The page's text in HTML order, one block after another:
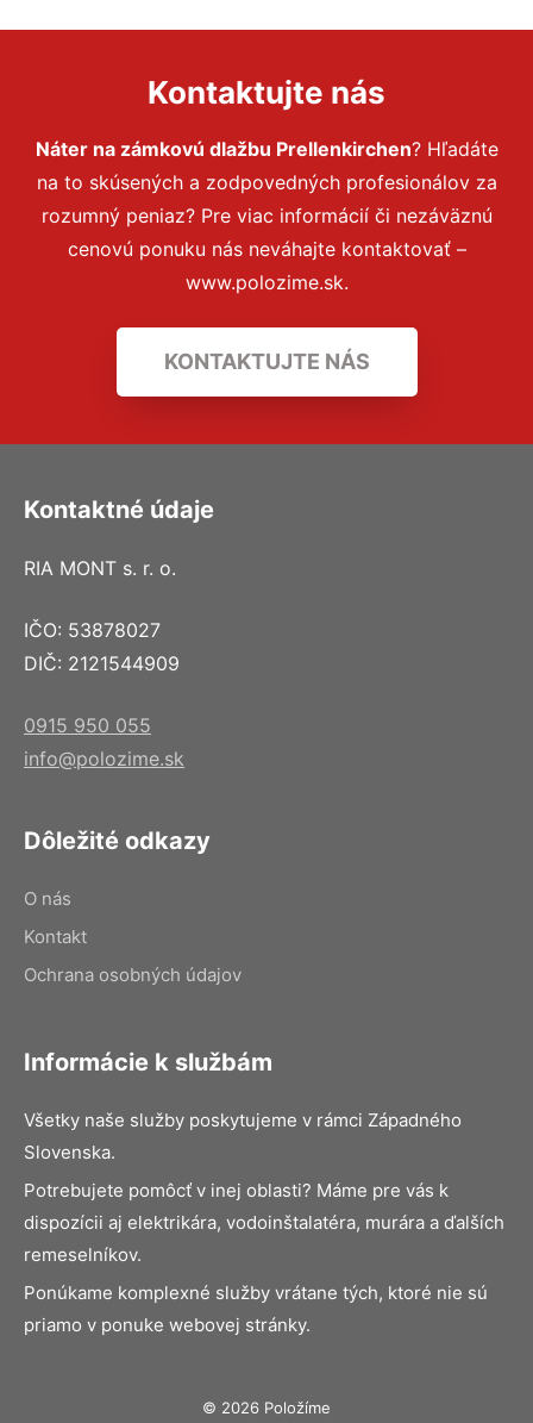
Kontaktujte nás
Náter na zámkovú dlažbu Prellenkirchen? Hľadáte
na to skúsených a zodpovedných profesionálov za
rozumný peniaz? Pre viac informácií či nezáväznú
cenovú ponuku nás neváhajte kontaktovať –
www.polozime.sk.
KONTAKTUJTE NÁS
Kontaktné údaje
RIA MONT s. r. o.
IČO: 53878027
DIČ: 2121544909
0915 950 055
info@polozime.sk
Dôležité odkazy
O nás
Kontakt
Ochrana osobných údajov
Informácie k službám
Všetky naše služby poskytujeme v rámci Západného
Slovenska.
Potrebujete pomôcť v inej oblasti? Máme pre vás k
dispozícii aj elektrikára, vodoinštalatéra, murára a ďalších
remeselníkov.
Ponúkame komplexné služby vrátane tých, ktoré nie sú
priamo v ponuke webovej stránky.
© 2026 Položíme